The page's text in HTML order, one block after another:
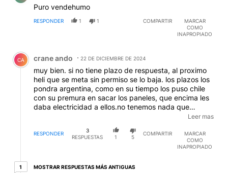
Puro vendehumo
RESPONDER 1 1 COMPARTIR
MARCAR
COMO
INAPROPIADO
Comentario de crane ando.
CA crane ando 22 DE DICIEMBRE DE 2024
muy bien. si no tiene plazo de respuesta, al proximo
heli que se meta sin permiso se lo baja. los plazos los
pondra argentina, como en su tiempo los puso chile
con su premura en sacar los paneles, que encima les
daba electricidad a ellos.no tenemos nada que
condescender con esos vecinos, solo obligados a
convivir con un estado que apoya a nuestro invasor
con logistica, demografia y recursos
Leer mas
RESPONDER
3
RESPUESTAS
1 5
COMPARTIR
MARCAR
COMO
INAPROPIADO
11 respuesta más antiguas
MOSTRAR RESPUESTAS MÁS ANTIGUAS